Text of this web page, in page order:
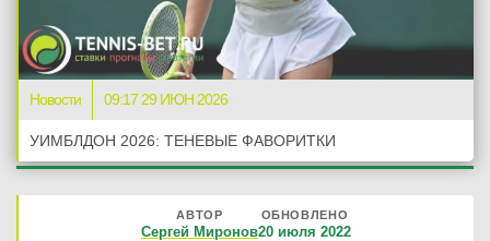
Новости 09:17 29 ИЮН 2026
УИМБЛДОН 2026: ТЕНЕВЫЕ ФАВОРИТКИ
АВТОР
Сергей Миронов
ОБНОВЛЕНО
20 июля 2022